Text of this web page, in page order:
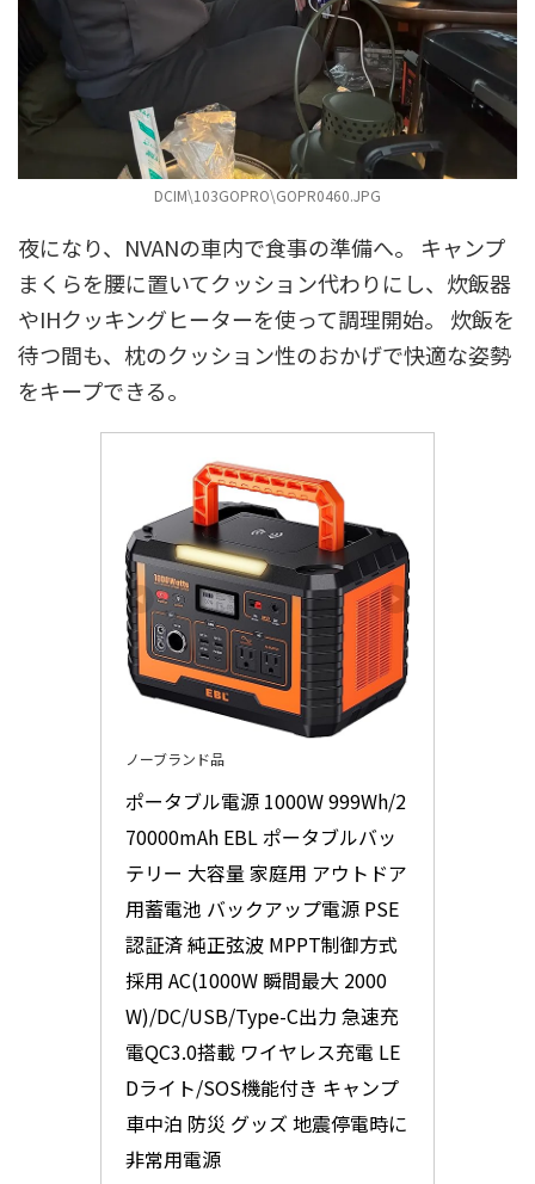
DCIM\103GOPRO\GOPR0460.JPG
夜になり、NVANの車内で食事の準備へ。 キャンプ
まくらを腰に置いてクッション代わりにし、炊飯器
やIHクッキングヒーターを使って調理開始。 炊飯を
待つ間も、枕のクッション性のおかげで快適な姿勢
をキープできる。
ノーブランド品
ポータブル電源 1000W 999Wh/2
70000mAh EBL ポータブルバッ
テリー 大容量 家庭用 アウトドア
用蓄電池 バックアップ電源 PSE
認証済 純正弦波 MPPT制御方式
採用 AC(1000W 瞬間最大 2000
W)/DC/USB/Type-C出力 急速充
電QC3.0搭載 ワイヤレス充電 LE
Dライト/SOS機能付き キャンプ
車中泊 防災 グッズ 地震停電時に
非常用電源